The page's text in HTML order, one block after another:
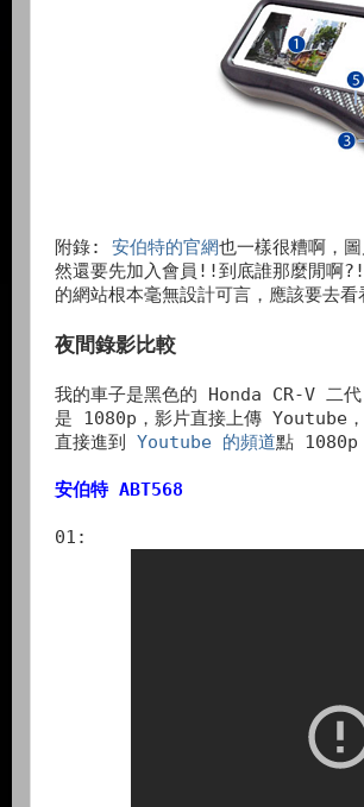
附錄: 安伯特的官網也一樣很糟啊，
然還要先加入會員!!到底誰那麼閒啊
的網站根本毫無設計可言，應該要去
夜間錄影比較
我的車子是黑色的 Honda CR-V 二代
是 1080p，影片直接上傳 Youtube
直接進到 Youtube 的頻道點
安伯特 ABT568
01: